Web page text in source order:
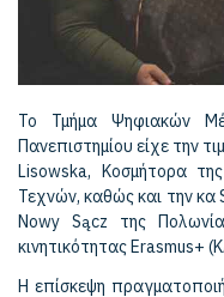
Το Τμήμα Ψηφιακών
Πανεπιστημίου είχε την
Lisowska, Κοσμήτορα
Τεχνών, καθώς και την κα
Nowy Sącz της
κινητικότητας Erasmus+
Η επίσκεψη